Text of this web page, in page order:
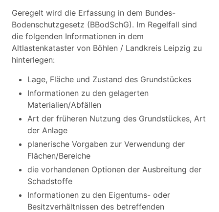
Geregelt wird die Erfassung in dem Bundes-
Bodenschutzgesetz (BBodSchG). Im Regelfall sind
die folgenden Informationen in dem
Altlastenkataster von Böhlen / Landkreis Leipzig zu
hinterlegen:
Lage, Fläche und Zustand des Grundstückes
Informationen zu den gelagerten
Materialien/Abfällen
Art der früheren Nutzung des Grundstückes, Art
der Anlage
planerische Vorgaben zur Verwendung der
Flächen/Bereiche
die vorhandenen Optionen der Ausbreitung der
Schadstoffe
Informationen zu den Eigentums- oder
Besitzverhältnissen des betreffenden